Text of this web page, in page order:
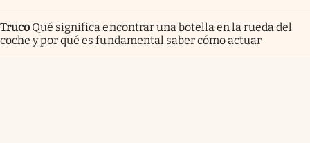
Truco Qué significa encontrar una botella en la rueda del
coche y por qué es fundamental saber cómo actuar